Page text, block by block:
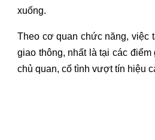
xuống.
Theo cơ quan chức năng, việc
giao thông, nhất là tại các
chủ quan, cố tình vượt tín hiệu